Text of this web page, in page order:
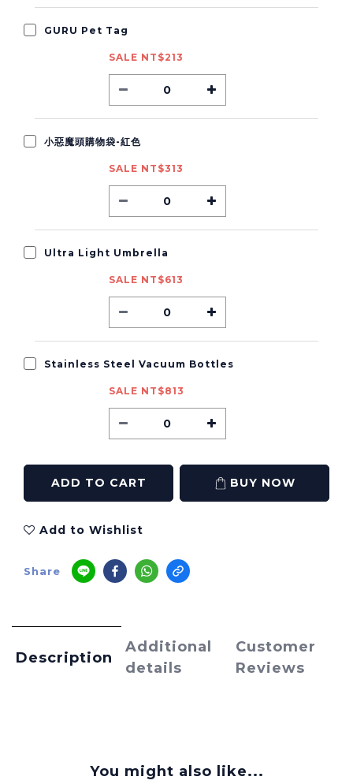
GURU Pet Tag
SALE NT$213
小惡魔頭購物袋-紅色
SALE NT$313
Ultra Light Umbrella
SALE NT$613
Stainless Steel Vacuum Bottles
SALE NT$813
ADD TO CART BUY NOW
Add to Wishlist
Share
Description
Additional
details
Customer
Reviews
You might also like...